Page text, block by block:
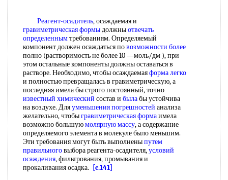
Реагент-осадитель, осаждаемая и
гравиметрическая формыдолжныотвечать
определеннымтребованиям. Определяемый
компонент должен осаждаться повозможности более
полно (растворимость не более 10 —моль/дм ), при
этом остальные компоненты должны оставаться в
растворе. Необходимо, чтобы осаждаемаяформа легко
и полностью превращалась в гравиметрическую, а
последняя имела бы строго постоянный, точно
известный химический состав и былабы устойчива
на воздухе. Дляуменьшения погрешностей анализа
желательно, чтобыгравиметрическая формаимела
возможно большуюмолярную массу, а содержание
определяемого элемента в молекуле было меньшим.
Эти требования могут быть выполненыпутем
правильноговыбора реагента-осадителя,условий
осаждения, фильтрования, промывания и
прокаливания осадка.
[c.141]